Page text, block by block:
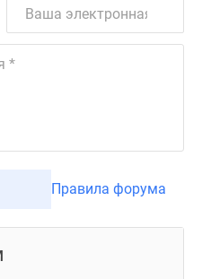
Правила форума